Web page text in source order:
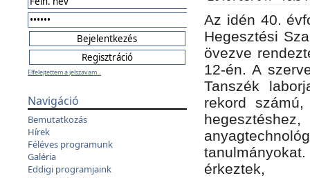
Elfelejtettem a jelszavam...
Navigáció
Bemutatkozás
Hírek
Féléves programunk
Galéria
Eddigi programjaink
Az idén 40.
Hegesztési
övezve
12-én. A
Tanszék
rekord
érkeztek,